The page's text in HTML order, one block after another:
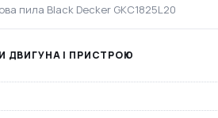
пила Black Decker GKC1825L20
ДВИГУНА І ПРИСТРОЮ